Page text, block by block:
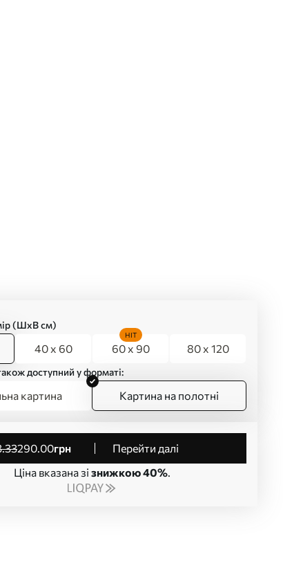
(ШхВ см)
40 x 60 60 x 90
HIT
80 x 120
доступний у форматі:
картина Картина на полотні
.33290.00грн
Перейти далі
Ціна вказана зі знижкою 40%.